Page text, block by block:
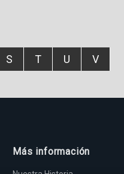
S T U V
Más información